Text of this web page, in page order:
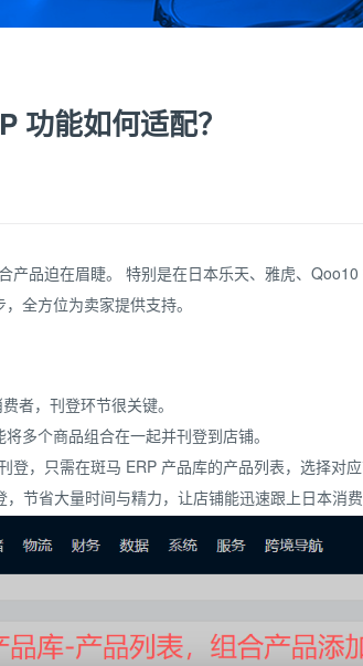
功能如何适配？
品迫在眉睫。 特别是在日本乐天、雅虎、Qoo10
全方位为卖家提供支持。
者，刊登环节很关键。
多个商品组合在一起并刊登到店铺。
，只需在斑马 ERP 产品库的产品列表，选择对
节省大量时间与精力，让店铺能迅速跟上日本消费